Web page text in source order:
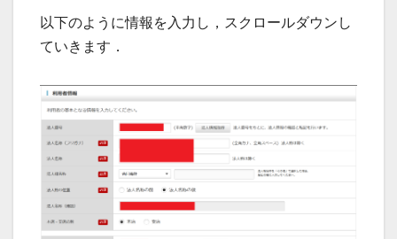
以下のように情報を入力し，スクロールダウンし
ていきます．